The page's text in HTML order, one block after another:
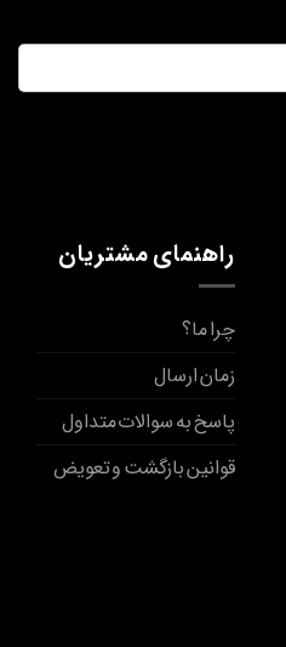
راهنمای مشتریان
چرا ما؟
زمان ارسال
پاسخ به سوالات متداول
قوانین بازگشت و تعویض